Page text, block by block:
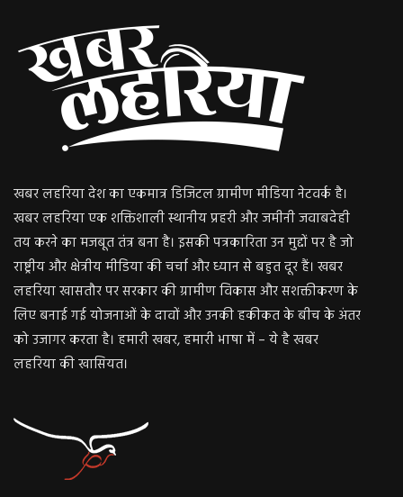
खबर लहरिया देश का एकमात्र डिजिटल ग्रामीण मीडिया नेटवर्क है।
खबर लहरिया एक शक्तिशाली स्थानीय प्रहरी और जमीनी जवाबदेही
तय करने का मजबूत तंत्र बना है। इसकी पत्रकारिता उन मुद्दों पर है जो
राष्ट्रीय और क्षेत्रीय मीडिया की चर्चा और ध्यान से बहुत दूर हैं। खबर
लहरिया खासतौर पर सरकार की ग्रामीण विकास और सशक्तीकरण के
लिए बनाई गई योजनाओं के दावों और उनकी हकीकत के बीच के अंतर
को उजागर करता है। हमारी खबर, हमारी भाषा में – ये है खबर
लहरिया की खासियत।